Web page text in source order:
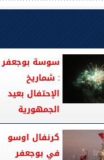
سوسة بوجعفر
: شماريخ
الإحتفال بعيد
الجمهورية
كرنفال اوسو
في بوجعفر